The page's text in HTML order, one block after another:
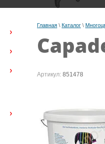
Главная \ Каталог \
Артикул: 851478